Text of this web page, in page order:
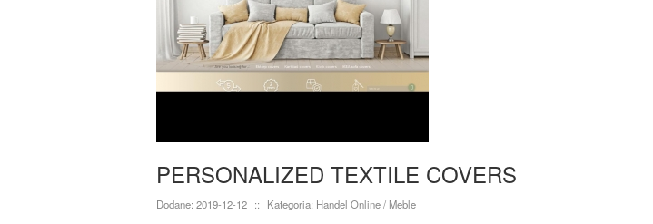
PERSONALIZED TEXTILE COVERS
Dodane: 2019-12-12 ::
Kategoria: Handel Online / Meble